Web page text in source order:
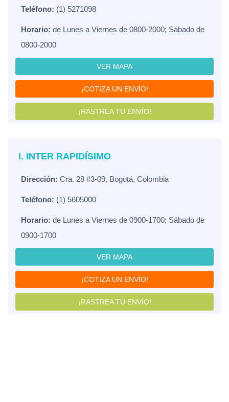
Teléfono: (1) 5271098
Horario: de Lunes a Viernes de 0800-2000; Sábado de
0800-2000
VER MAPA
¡COTIZA UN ENVÍO!
¡RASTREA TU ENVÍO!
I. INTER RAPIDÍSIMO
Dirección: Cra. 28 #3-09, Bogotá, Colombia
Teléfono: (1) 5605000
Horario: de Lunes a Viernes de 0900-1700; Sábado de
0900-1700
VER MAPA
¡COTIZA UN ENVÍO!
¡RASTREA TU ENVÍO!